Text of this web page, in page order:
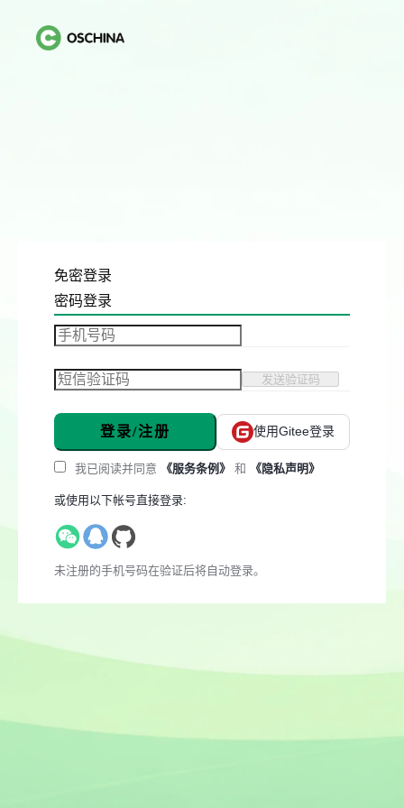
免密登录
密码登录
发送验证码
登录/注册 使用Gitee登录
我已阅读并同意 《服务条例》 和 《隐私声明》
或使用以下帐号直接登录:
未注册的手机号码在验证后将自动登录。